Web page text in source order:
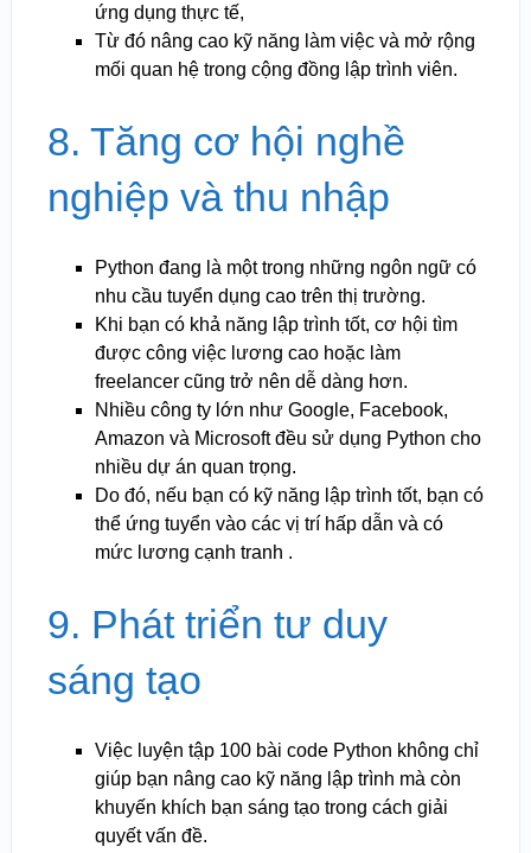
ứng dụng thực tế,
Từ đó nâng cao kỹ năng làm việc và mở rộng
mối quan hệ trong cộng đồng lập trình viên.
8. Tăng cơ hội nghề
nghiệp và thu nhập
Python đang là một trong những ngôn ngữ có
nhu cầu tuyển dụng cao trên thị trường.
Khi bạn có khả năng lập trình tốt, cơ hội tìm
được công việc lương cao hoặc làm
freelancer cũng trở nên dễ dàng hơn.
Nhiều công ty lớn như Google, Facebook,
Amazon và Microsoft đều sử dụng Python cho
nhiều dự án quan trọng.
Do đó, nếu bạn có kỹ năng lập trình tốt, bạn có
thể ứng tuyển vào các vị trí hấp dẫn và có
mức lương cạnh tranh .
9. Phát triển tư duy
sáng tạo
Việc luyện tập 100 bài code Python không chỉ
giúp bạn nâng cao kỹ năng lập trình mà còn
khuyến khích bạn sáng tạo trong cách giải
quyết vấn đề.